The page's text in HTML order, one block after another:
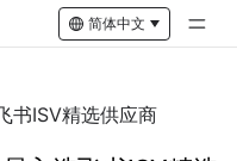
简体中文
书ISV精选供应商